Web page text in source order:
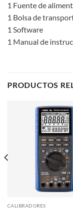
1 Fuente de
1 Bolsa de
1 Software
1 Manual de
PRODUCTOS
CALIBRADORES